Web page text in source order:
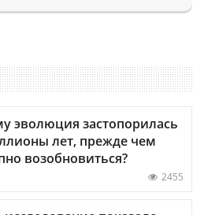
эволюция застопорилась
лет, прежде чем
возобновиться?
2455